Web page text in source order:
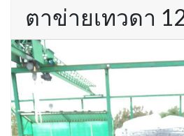
ตาข่ายเทวดา